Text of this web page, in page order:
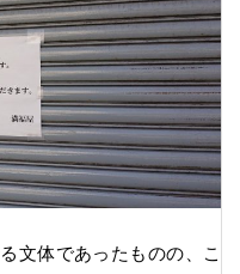
文体であったものの、こ